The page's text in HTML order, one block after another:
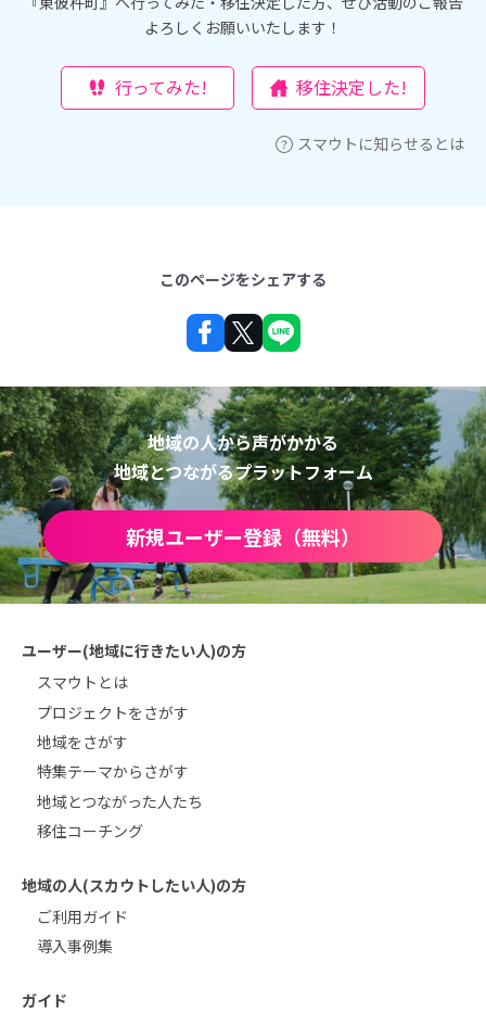
よろしくお願いいたします！
行ってみた! 移住決定した!
スマウトに知らせるとは
このページをシェアする
地域の人から声がかかる
地域とつながるプラットフォーム
新規ユーザー登録（無料）
ユーザー(地域に行きたい人)の方
スマウトとは
プロジェクトをさがす
地域をさがす
特集テーマからさがす
地域とつながった人たち
移住コーチング
地域の人(スカウトしたい人)の方
ご利用ガイド
導入事例集
ガイド